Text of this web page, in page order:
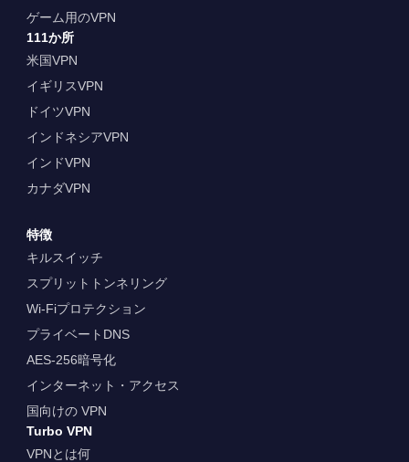
ゲーム用のVPN
111か所
米国VPN
イギリスVPN
ドイツVPN
インドネシアVPN
インドVPN
カナダVPN
特徴
キルスイッチ
スプリットトンネリング
Wi-Fiプロテクション
プライベートDNS
AES-256暗号化
インターネット・アクセス
国向けの VPN
Turbo VPN
VPNとは何